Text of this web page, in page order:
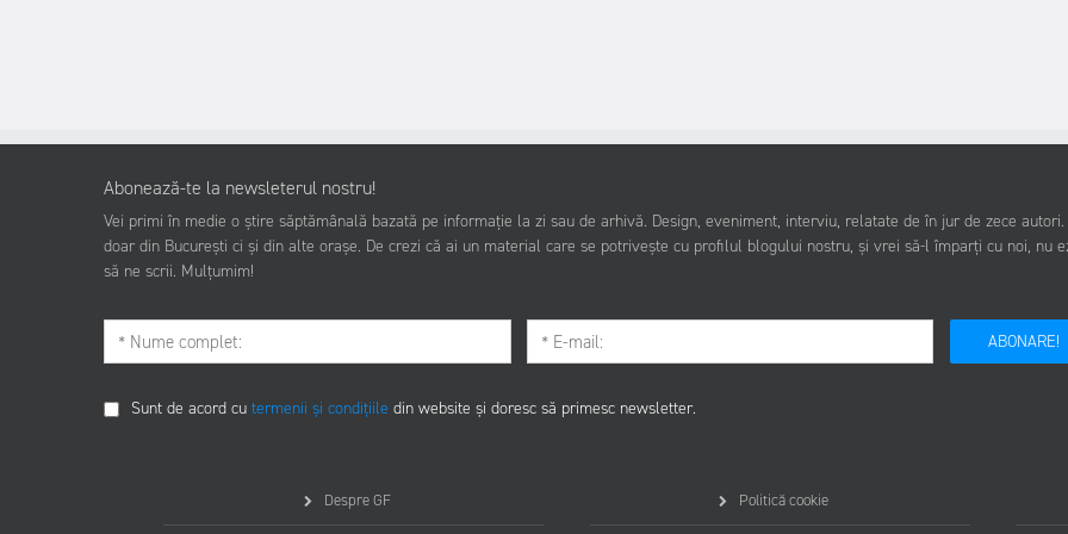
Abonează-te la newsleterul nostru!
Vei primi în medie o știre săptămânală bazată pe informație la zi sau de arhivă. Design, eveniment, interviu, relatate de în jur de zece
doar din București ci și din alte orașe. De crezi că ai un material care se potrivește cu profilul blogului nostru, și vrei să-l împarți cu noi, nu
să ne scrii. Mulțumim!
ABONARE!
Sunt de acord cu termenii și condițiile din website și doresc să primesc newsletter.
Despre GF Politică cookie